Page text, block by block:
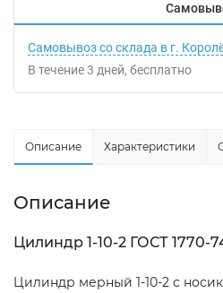
Самовывоз со склада в г.
В течение3 дней Бесплатно
Описание Характеристики
Описание
Цилиндр 1-10-2 ГОСТ 1770-
Цилиндр мерный 1-10-2 с